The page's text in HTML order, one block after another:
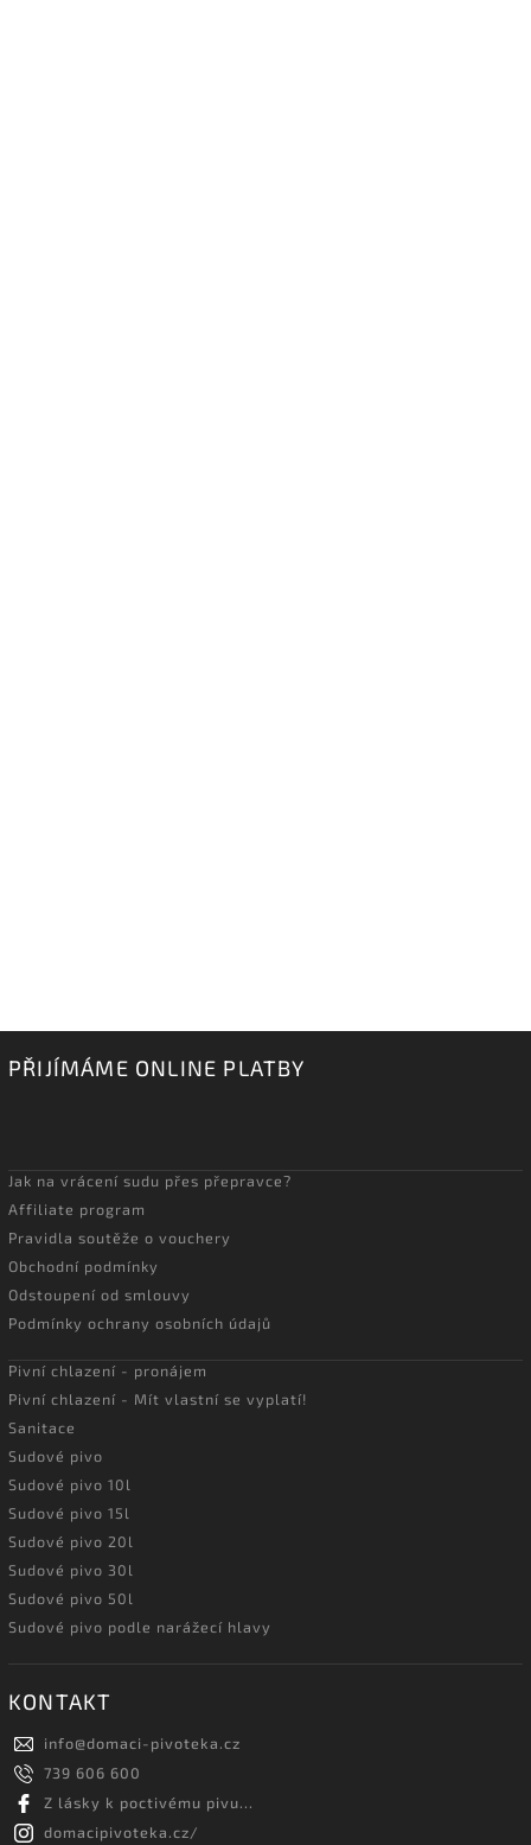
PŘIJÍMÁME ONLINE PLATBY
Jak na vrácení sudu přes přepravce?
Affiliate program
Pravidla soutěže o vouchery
Obchodní podmínky
Odstoupení od smlouvy
Podmínky ochrany osobních údajů
Pivní chlazení - pronájem
Pivní chlazení - Mít vlastní se vyplatí!
Sanitace
Sudové pivo
Sudové pivo 10l
Sudové pivo 15l
Sudové pivo 20l
Sudové pivo 30l
Sudové pivo 50l
Sudové pivo podle narážecí hlavy
KONTAKT
info@domaci-pivoteka.cz
739 606 600
Z lásky k poctivému pivu...
domacipivoteka.cz/